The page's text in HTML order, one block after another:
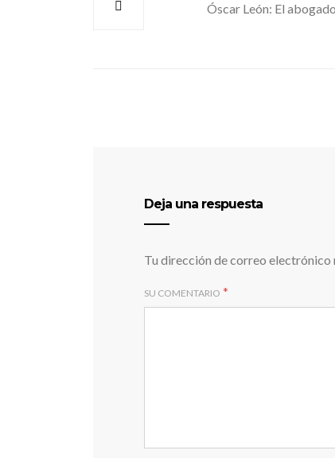
Óscar León: El
Deja una respuesta
Tu dirección de correo electrónico
SU COMENTARIO *